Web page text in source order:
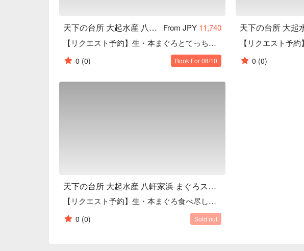
天下の台所 大起水産 八軒家浜 まぐろスタジアム From JPY 11,740
【リクエスト予約】生・本まぐろとてっちり鍋の宝船割烹
0 (0) Book For 08/10
【リクエスト予
0 (0)
天下の台所 大起水産 八軒家浜 まぐろスタジアム
【リクエスト予約】生・本まぐろ食べ尽し宝船
0 (0) Sold out